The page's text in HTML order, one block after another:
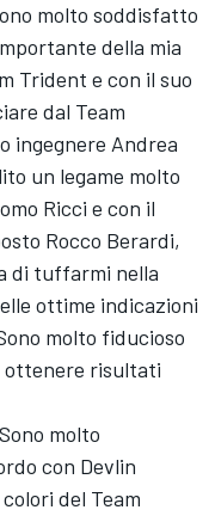
molto soddisfatto
della mia
Trident e con il suo
dal Team
ingegnere Andrea
un legame molto
Ricci e con il
Rocco Berardi,
di tuffarmi nella
ottime indicazioni
molto fiducioso
ottenere risultati
molto
con Devlin
del Team